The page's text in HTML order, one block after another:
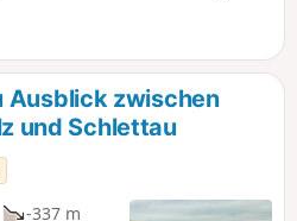
Wegesrand. Anschließend
Pöhlbergrundweg, der mit
Familien begeistert.
öffnen sich weite Ausblicke
des Erzgebirges bis
Dieses Panorama begleitet
immer wieder zum Innehalten
lohnt für trittsichere Wanderer
Ausblick zwischen
und Schlettau
-337 m